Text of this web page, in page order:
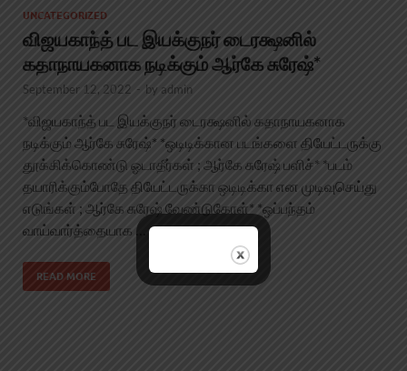
UNCATEGORIZED
விஜயகாந்த் பட இயக்குநர் டைரக்ஷனில்
கதாநாயகனாக நடிக்கும் ஆர்கே சுரேஷ்*
September 12, 2022 - by admin
*விஜயகாந்த் பட இயக்குநர் டைரக்ஷனில் கதாநாயகனாக
நடிக்கும் ஆர்கே சுரேஷ்* *ஒடிடிக்கான படங்களை தியேட்டருக்கு
தூக்கிக்கொண்டு ஓடாதீர்கள் ; ஆர்கே சுரேஷ் பளிச்* *படம்
தயாரிக்கும்போதே தியேட்டருக்கா ஒடிடிக்கா என முடிவுசெய்து
எடுங்கள் ; ஆர்கே சுரேஷ் வேண்டுகோள்* *ஒப்பந்தம்
வாய்வார்த்தையாக …
READ MORE